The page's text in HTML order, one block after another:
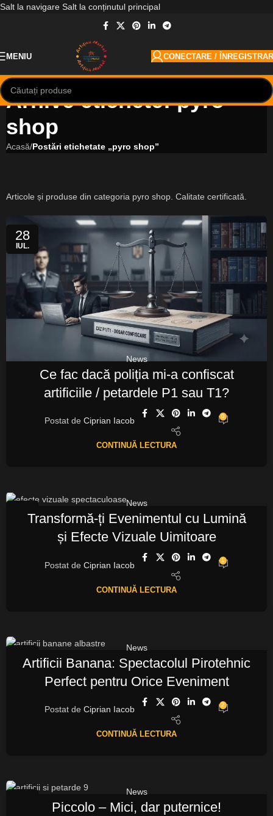
Salt la navigare Salt la conținutul principal
MENIU CONECTARE /
Arhive etichete: pyro
shop
Acasă/Postări etichetate „pyro shop”
Articole și produse din categoria pyro shop. Calitate certificată.
28
IUL.
News
Ce fac dacă poliția mi-a confiscat
artificiile / petardele P1 sau T1?
Postat de Ciprian Iacob 0
CONTINUĂ LECTURA
22
News
Transformă-ți Evenimentul cu Lumină
și Efecte Vizuale Uimitoare
Postat de Ciprian Iacob 1
CONTINUĂ LECTURA
15
OCT.
News
Artificii Banana: Spectacolul Pirotehnic
Perfect pentru Orice Eveniment
Postat de Ciprian Iacob 2
CONTINUĂ LECTURA
News
Piccolo – Mici, dar puternice!